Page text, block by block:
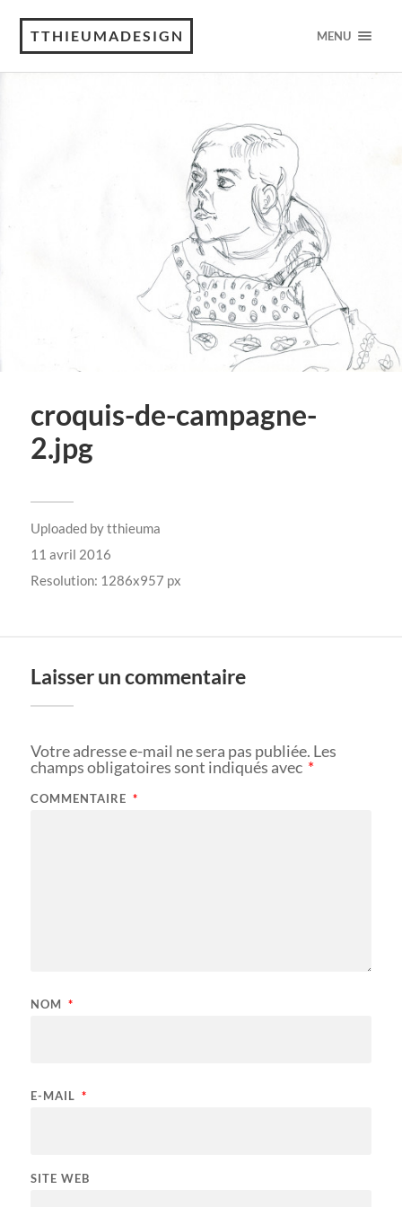
TTHIEUMADESIGN MENU
croquis-de-campagne-
2.jpg
Uploaded bytthieuma
11 avril 2016
Resolution: 1286x957 px
Laisser un commentaire
Votre adresse e-mail ne sera pas publiée. Les
champs obligatoires sont indiqués avec *
COMMENTAIRE *
NOM *
E-MAIL *
SITE WEB